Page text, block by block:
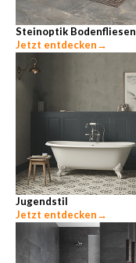
Steinoptik Bodenfliesen
Jetzt entdecken→
Jugendstil
Jetzt entdecken→